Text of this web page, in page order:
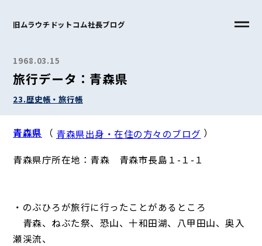
旧ムラウチドットコム社長ブログ
1968.03.15
旅行データ：青森県
23.歴史帳・旅行帳
青森県 （ 青森県出身・在住の方々のブログ ）
青森県庁所在地：青森 青森市長島１-１-１
・のぶひろが旅行に行ったことがあるところ
青森、ねぶた祭、恐山、十和田湖、八甲田山、奥入
瀬渓流、